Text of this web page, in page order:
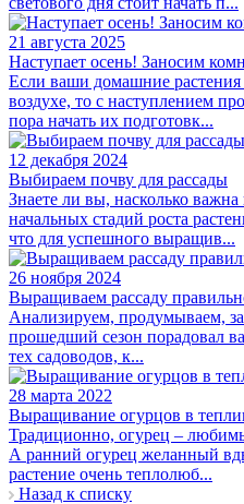
21 августа 2025
Наступает осень! Заносим
Если ваши домашние
воздухе, то с наступлением
пора начать их подготовк...
12 декабря 2024
Выбираем почву для рассады
Знаете ли вы, насколько важна
начальных стадий роста
что для успешного выращив...
26 ноября 2024
Выращиваем рассаду
Анализируем, продумываем,
прошедший сезон порадовал
тех садоводов, к...
28 марта 2022
Выращивание огурцов в
Традиционно, огурец –
А ранний огурец желанный
растение очень теплолюб...
Назад к списку